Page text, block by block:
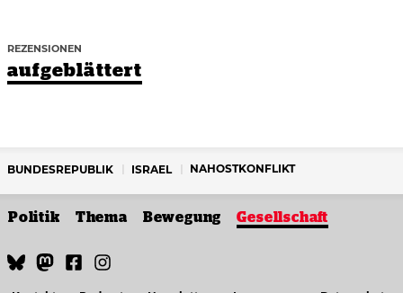
REZENSIONEN
aufgeblättert
BUNDESREPUBLIK ISRAEL NAHOSTKONFLIKT
Politik Thema Bewegung Gesellschaft